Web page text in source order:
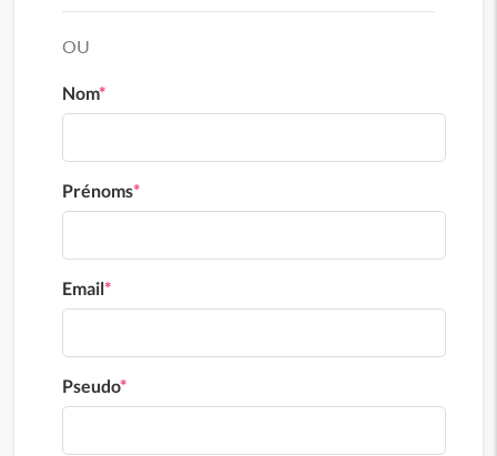
OU
Nom*
Prénoms*
Email*
Pseudo*